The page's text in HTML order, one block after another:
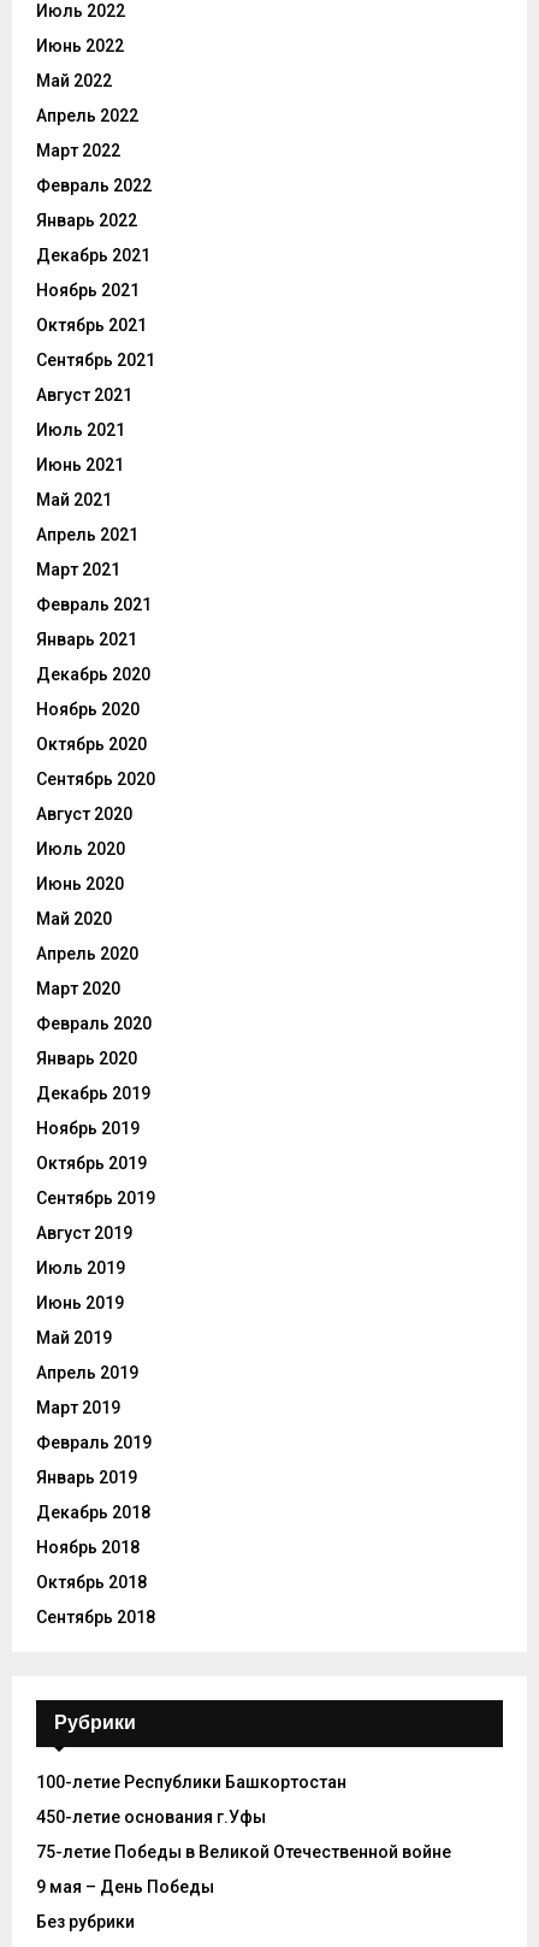
Июль 2022
Июнь 2022
Май 2022
Апрель 2022
Март 2022
Февраль 2022
Январь 2022
Декабрь 2021
Ноябрь 2021
Октябрь 2021
Сентябрь 2021
Август 2021
Июль 2021
Июнь 2021
Май 2021
Апрель 2021
Март 2021
Февраль 2021
Январь 2021
Декабрь 2020
Ноябрь 2020
Октябрь 2020
Сентябрь 2020
Август 2020
Июль 2020
Июнь 2020
Май 2020
Апрель 2020
Март 2020
Февраль 2020
Январь 2020
Декабрь 2019
Ноябрь 2019
Октябрь 2019
Сентябрь 2019
Август 2019
Июль 2019
Июнь 2019
Май 2019
Апрель 2019
Март 2019
Февраль 2019
Январь 2019
Декабрь 2018
Ноябрь 2018
Октябрь 2018
Сентябрь 2018
Рубрики
100-летие Республики Башкортостан
450-летие основания г.Уфы
75-летие Победы в Великой Отечественной войне
9 мая – День Победы
Без рубрики